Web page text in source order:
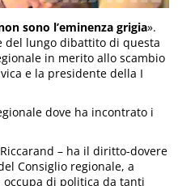
sono l’eminenza grigia».
del lungo dibattito di questa
in merito allo scambio
e la presidente della I
dove ha incontrato i
– ha il diritto-dovere
Consiglio regionale, a
occupa di politica da tanti